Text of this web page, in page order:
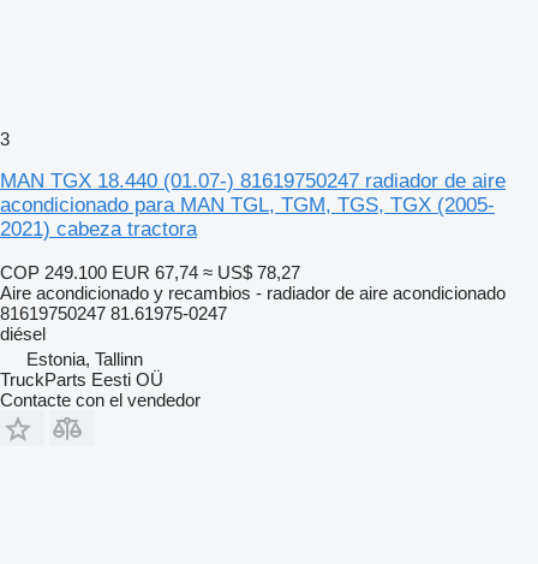
3
MAN TGX 18.440 (01.07-) 81619750247 radiador de aire
acondicionado para MAN TGL, TGM, TGS, TGX (2005-
2021) cabeza tractora
COP 249.100 EUR 67,74 ≈ US$ 78,27
Aire acondicionado y recambios - radiador de aire acondicionado
81619750247 81.61975-0247
diésel
Estonia, Tallinn
TruckParts Eesti OÜ
Contacte con el vendedor